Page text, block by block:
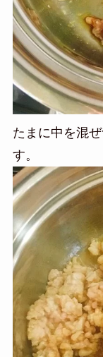
たまに中を混
す。